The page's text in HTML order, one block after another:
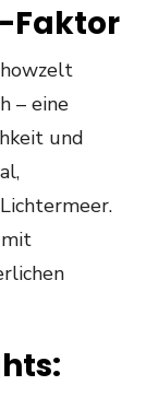
Faktor
– eine
und